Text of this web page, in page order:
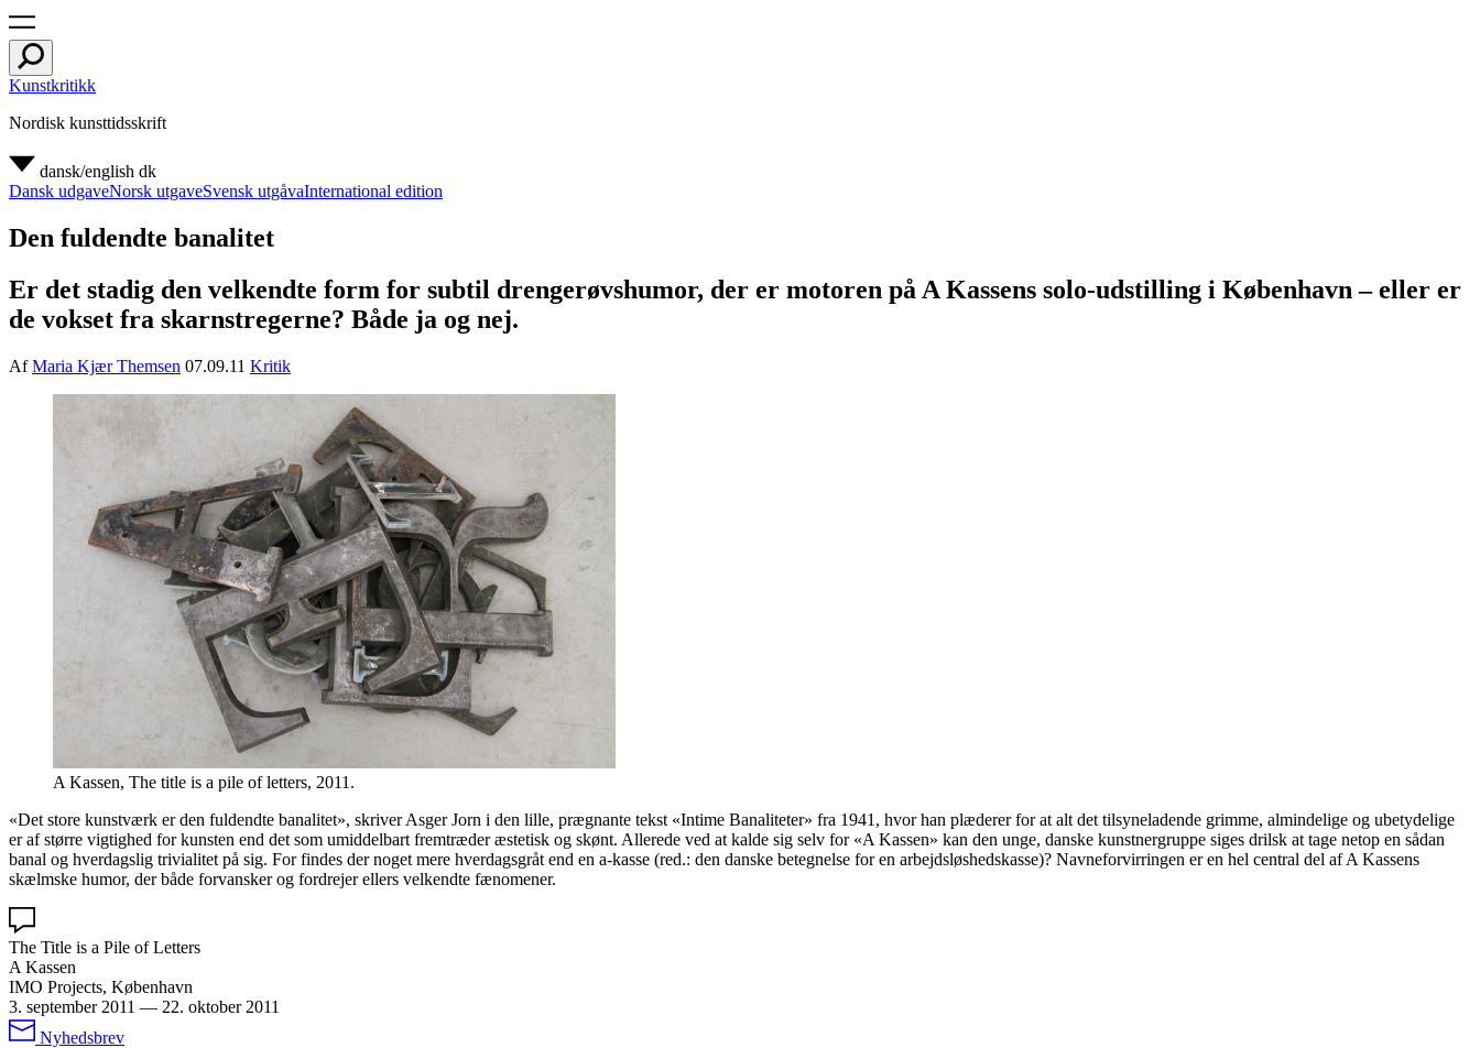
Kunstkritikk
Nordisk kunsttidsskrift
dansk/english dk
Dansk udgaveNorsk utgaveSvensk utgåvaInternational edition
Den fuldendte banalitet
Er det stadig den velkendte form for subtil drengerøvshumor, der er motoren på A Kassens solo-udstilling i København – eller er
de vokset fra skarnstregerne? Både ja og nej.
AfMaria Kjær Themsen 07.09.11 Kritik
A Kassen, The title is a pile of letters, 2011.
«Det store kunstværk er den fuldendte banalitet», skriver Asger Jorn i den lille, prægnante tekst «Intime Banaliteter» fra 1941, hvor han plæderer for at alt det tilsyneladende grimme, almindelige og ubetydelige
er af større vigtighed for kunsten end det som umiddelbart fremtræder æstetisk og skønt. Allerede ved at kalde sig selv for «A Kassen» kan den unge, danske kunstnergruppe siges drilsk at tage netop en sådan
banal og hverdagslig trivialitet på sig. For findes der noget mere hverdagsgråt end en a-kasse (red.: den danske betegnelse for en arbejdsløshedskasse)? Navneforvirringen er en hel central del af A Kassens
skælmske humor, der både forvansker og fordrejer ellers velkendte fænomener.
The Title is a Pile of Letters
A Kassen
IMO Projects, København
3. september 2011 — 22. oktober 2011
Nyhedsbrev